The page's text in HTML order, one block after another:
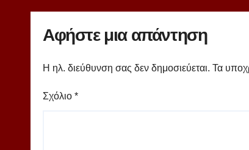
Αφήστε μια απάντηση
Η ηλ. διεύθυνση σας δεν δημοσιεύεται. Τα
Σχόλιο *